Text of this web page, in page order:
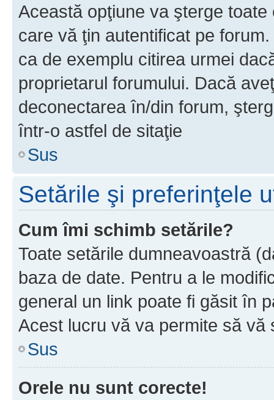
Această opţiune va şterge
care vă ţin autentificat pe
ca de exemplu citirea urmei
proprietarul forumului. Dacă
deconectarea în/din forum,
într-o astfel de sitaţie
Sus
Setările şi preferinţele
Cum îmi schimb setările?
Toate setările dumneavoastră
baza de date. Pentru a le
general un link poate fi găsit în
Acest lucru vă va permite să
Sus
Orele nu sunt corecte!